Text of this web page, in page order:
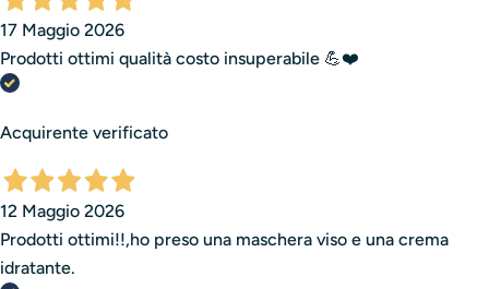
17 Maggio 2026
Prodotti ottimi qualità costo insuperabile 💪❤️
Acquirente verificato
12 Maggio 2026
Prodotti ottimi!!,ho preso una maschera viso e una crema
idratante.